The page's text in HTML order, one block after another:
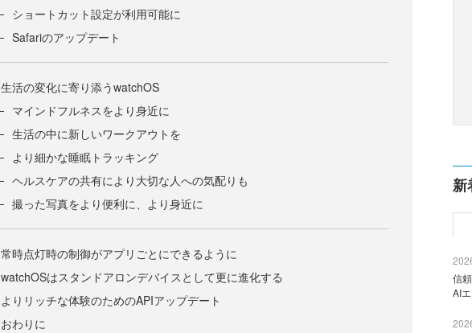
ショートカット設定が利用可能に
Safariのアップデート
生活の変化に寄り添うwatchOS
マインドフルネスをより身近に
生活の中に新しいワークアウトを
より細かな睡眠トラッキング
ヘルスケアの共有により大切な人への気配りも
撮った写真をより便利に、より身近に
常時点灯時の制御がアプリごとにできるように
watchOSはスタンドアロンデバイスとして更に進化する
よりリッチな体験のためのAPIアップデート
おわりに
新
信
AI